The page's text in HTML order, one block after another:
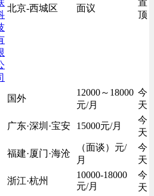
北京-西城区 面议
顶
国外
12000～18000
元/月
今
天
广东·深圳·宝安 15000元/月
今
天
福建·厦门·海沧
（面谈）元/
月
今
天
浙江·杭州
10000-18000
元/月
今
天